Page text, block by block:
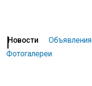
Новости Объявления
Фотогалереи